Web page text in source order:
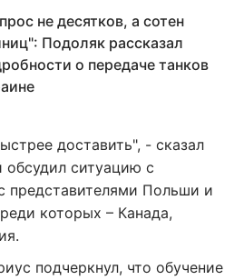
не десятков, а сотен
Подоляк рассказал
о передаче танков
доставить", - сказал
ситуацию с
представителями Польши и
которых – Канада,
подчеркнул, что обучение